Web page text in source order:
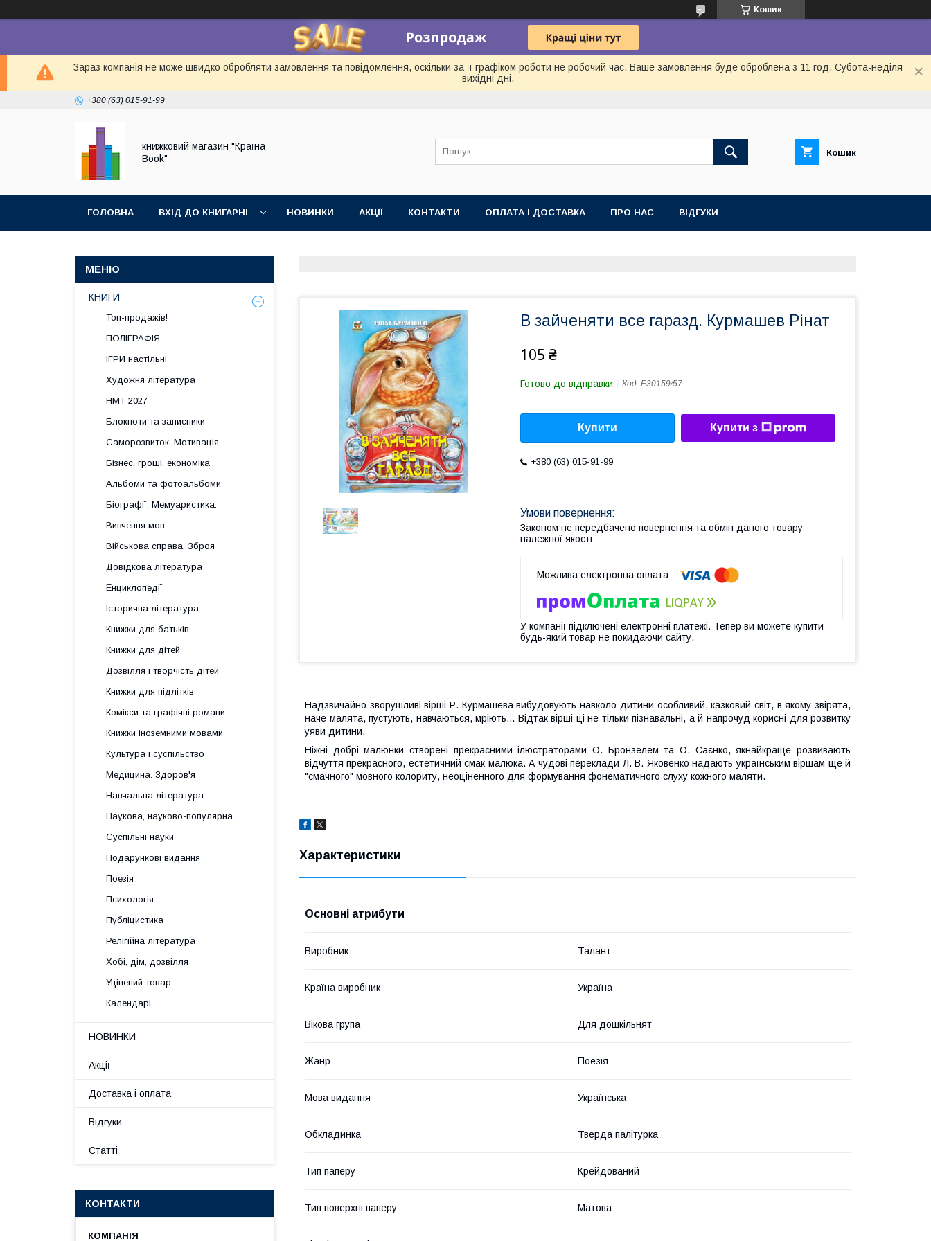
Кошик
Зараз компанія не може швидко обробляти замовлення та повідомлення, оскільки за її графіком роботи не робочий час. Ваше замовлення буде оброблена з 11 год. Субота-неділя
вихідні дні.
+380 (63) 015-91-99
книжковий магазин "Країна
Book"
Кошик
ГОЛОВНА ВХІД ДО КНИГАРНІ НОВИНКИ АКЦІЇ КОНТАКТИ ОПЛАТА І ДОСТАВКА ПРО НАС ВІДГУКИ
В зайченяти все гаразд. Курмашев Рінат
105 ₴
Готово до відправки Код: Е30159/57
Купити Купити з
+380 (63) 015-91-99
Законом не передбачено повернення та обмін даного товару
належної якості
У компанії підключені електронні платежі. Тепер ви можете купити
будь-який товар не покидаючи сайту.
Надзвичайно зворушливі вірші Р. Курмашева вибудовують навколо дитини особливий, казковий світ, в якому звірята,
наче малята, пустують, навчаються, мріють... Відтак вірші ці не тільки пізнавальні, а й напрочуд корисні для розвитку
уяви дитини.
Ніжні добрі малюнки створені прекрасними ілюстраторами О. Бронзелем та О. Саєнко, якнайкраще розвивають
відчуття прекрасного, естетичний смак малюка. А чудові переклади Л. В. Яковенко надають українським віршам ще й
"смачного" мовного колориту, неоціненного для формування фонематичного слуху кожного маляти.
Характеристики
Основні атрибути
Виробник Талант
Країна виробник Україна
Вікова група Для дошкільнят
Жанр Поезія
Мова видання Українська
Обкладинка Тверда палітурка
Тип паперу Крейдований
Тип поверхні паперу Матова
КНИГИ
Топ-продажів!
ПОЛІГРАФІЯ
ІГРИ настільні
Художня література
НМТ 2027
Блокноти та записники
Саморозвиток. Мотивація
Бізнес, гроші, економіка
Альбоми та фотоальбоми
Біографії. Мемуаристика.
Вивчення мов
Військова справа. Зброя
Довідкова література
Енциклопедії
Історична література
Книжки для батьків
Книжки для дітей
Дозвілля і творчість дітей
Книжки для підлітків
Комікси та графічні романи
Книжки іноземними мовами
Культура і суспільство
Медицина. Здоров'я
Навчальна література
Наукова, науково-популярна
Суспільні науки
Подарункові видання
Поезія
Психологія
Публіцистика
Релігійна література
Хобі, дім, дозвілля
Уцінений товар
Календарі
НОВИНКИ
Акції
Доставка і оплата
Відгуки
Статті
КОНТАКТИ